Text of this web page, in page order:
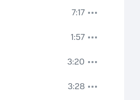
7:17
1:57
3:20
3:28